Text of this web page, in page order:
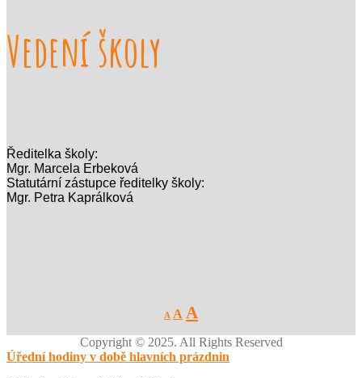
Vedení školy
Ředitelka školy:
Mgr. Marcela Erbeková
Statutární zástupce ředitelky školy:
Mgr. Petra Kaprálková
A
Decrease
font
A Reset
font
size.
A
font
size.
Copyright © 2025. All Rights Reserved
Úřední hodiny v době hlavních prázdnin